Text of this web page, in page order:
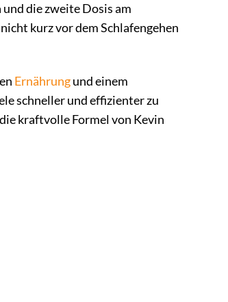
die zweite Dosis am
kurz vor dem Schlafengehen
Ernährungund einem
schneller und effizienter zu
kraftvolle Formel von Kevin